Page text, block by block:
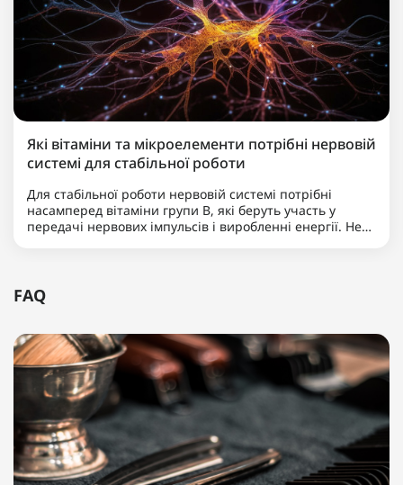
Які вітаміни та мікроелементи потрібні нервовій
системі для стабільної роботи
Для стабільної роботи нервовій системі потрібні
насамперед вітаміни групи B, які беруть участь у
передачі нервових імпульсів і виробленні енергії. Не
FAQ